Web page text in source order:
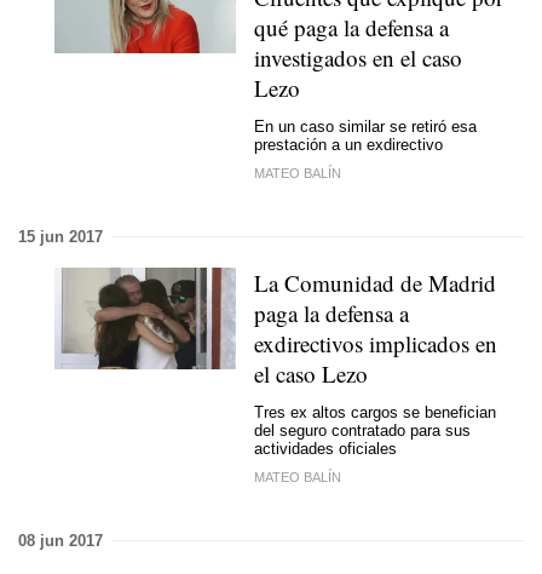
qué paga la defensa a
investigados en el caso
Lezo
En un caso similar se retiró esa
prestación a un exdirectivo
MATEO BALÍN
15 jun 2017
La Comunidad de Madrid
paga la defensa a
exdirectivos implicados en
el caso Lezo
Tres ex altos cargos se benefician
del seguro contratado para sus
actividades oficiales
MATEO BALÍN
08 jun 2017